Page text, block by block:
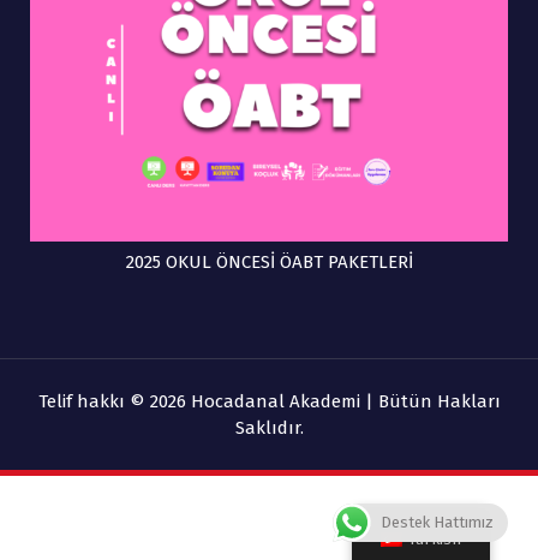
2025 OKUL ÖNCESİ ÖABT PAKETLERİ
Telif hakkı © 2026 Hocadanal Akademi | Bütün Hakları
Saklıdır.
Turkish
Destek Hattımız